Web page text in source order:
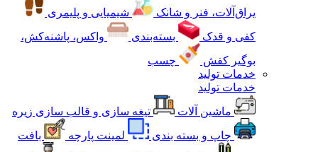
یراق‌آلات، فنر و شانک
شیمیایی و پلیمری
کفی و قدک
بسته‌بندی
واکس، پاشنه‌کش،
بوگیر کفش
چسب
خدمات تولید
خدمات تولید
ماشین آلات
تیغه سازی و قالب سازی زیره
چاپ و بسته بندی
لمینت پارچه
بافت